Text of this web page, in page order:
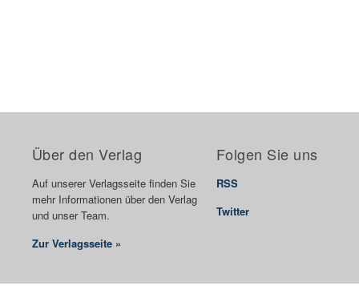
Über den Verlag
Auf unserer Verlagsseite finden Sie
mehr Informationen über den Verlag
und unser Team.
Zur Verlagsseite »
Folgen Sie uns
RSS
Twitter